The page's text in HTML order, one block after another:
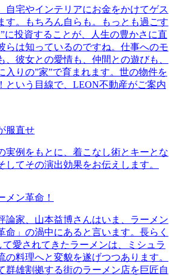
自宅やインテリアにお金をかけてゲス
す。もちろん自らも。もっとも過ごす
に投資することが、人生の豊かさに直
らは知っているのですね。仕事へのモ
、彼女との愛情も、仲間との遊びも、
入りの”家”で育まれます。世の物件を
という目線で、LEON不動産がご案内
服直せ
実例をもとに、着こなし術とキーとな
してその演出効果をお伝えします。
メン革命！
論家、山本益博さんはいま、ラーメン
命」の渦中にあると言います。長らく
愛されてきたラーメンは、ミシュラ
の料理へと変貌を遂げつつあります。
群雄割拠する街のラーメン店を巨匠自